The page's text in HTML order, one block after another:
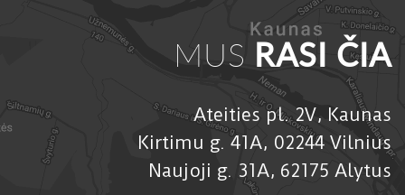
MUS RASI ČIA
Ateities pl. 2V, Kaunas
Kirtimu g. 41A, 02244 Vilnius
Naujoji g. 31A, 62175 Alytus